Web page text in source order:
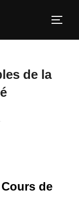
de la
de